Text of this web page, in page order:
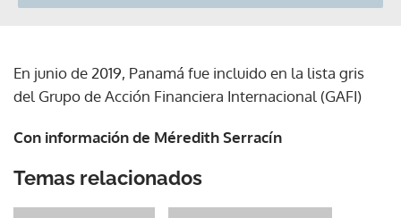
En junio de 2019, Panamá fue incluido en la lista gris
del Grupo de Acción Financiera Internacional (GAFI)
Con información de Méredith Serracín
Temas relacionados